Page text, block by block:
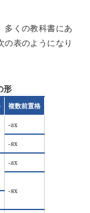
多くの教科書にあ
の表のようになり
形
複数前置格
-ах
-ях
-ах
-ях